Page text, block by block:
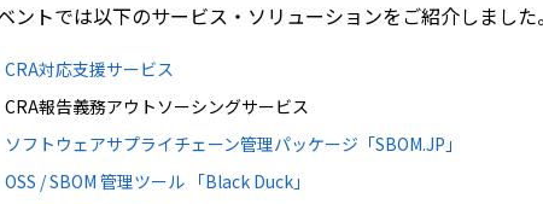
ントでは以下のサービス・ソリューションをご紹介しました
CRA対応支援サービス
CRA報告義務アウトソーシングサービス
ソフトウェアサプライチェーン管理パッケージ「SBOM.JP」
OSS / SBOM 管理ツール 「Black Duck」